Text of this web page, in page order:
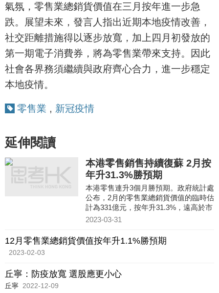
氣氛，零售業總銷貨價值在三月按年進一步急
跌。展望未來，發言人指出近期本地疫情改善，
社交距離措施得以逐步放寬，加上四月初發放的
第一期電子消費券，將為零售業帶來支持。因此
社會各界務須繼續與政府齊心合力，進一步穩定
本地疫情。
零售業 , 新冠疫情
延伸閱讀
本港零售銷售持續復蘇 2月按
年升31.3%勝預期
本港零售連升3個月勝預期。政府統計處
公布，2月的零售業總銷貨價值的臨時估
計為331億元，按年升31.3%，遠高於市
場預期升15%。扣除價格變動後，零售
2023-03-31
12月零售業總銷貨價值按年升1.1%勝預期
2023-02-03
丘寧：防疫放寬 選股應更小心
丘寧 2022-12-09